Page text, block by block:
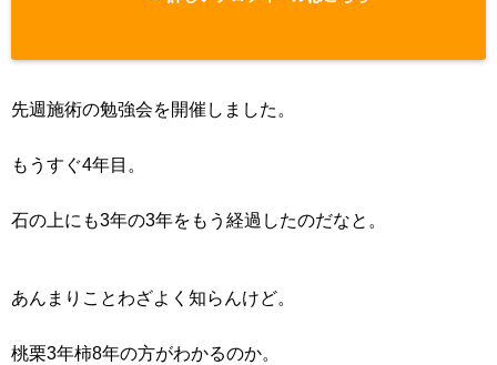
先週施術の勉強会を開催しました。
もうすぐ4年目。
石の上にも3年の3年をもう経過したのだなと。
あんまりことわざよく知らんけど。
桃栗3年柿8年の方がわかるのか。